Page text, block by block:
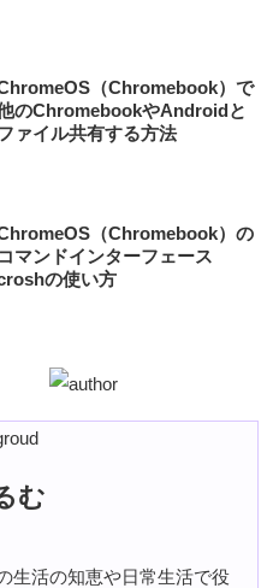
（Chromebook）で
のChromebookやAndroidと
ァイル共有する方法
（Chromebook）の
コマンドインターフェース
の使い方
む
生活の知恵や日常生活で役